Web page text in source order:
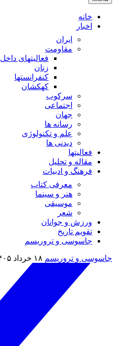
خانه
اخبار
ایران
مقاومت
فعالیتهای داخل
زنان
کنفرانستها
کهکشان
سرکوب
اجتماعی
جهان
رسانه ها
علم و تکنولوژی
دیدنی ها
فعالیتها
مقاله و تحلیل
فرهنگ و ادبیات
معرفی کتاب
هنر و سینما
موسیقی
شعر
ورزش و جوانان
تقویم تاريخ
جاسوسی و تروریسم
جاسوسی و تروریسم ۱۸ خرداد ۱۴۰۵